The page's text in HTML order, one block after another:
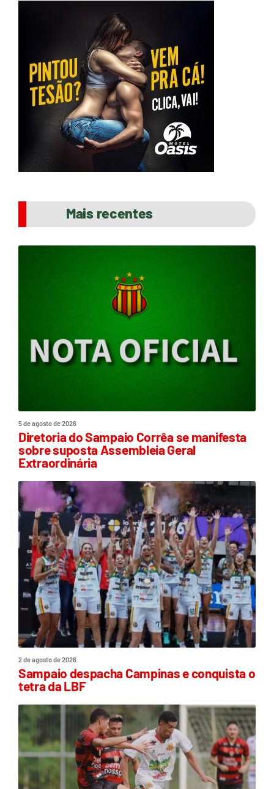
Mais recentes
5 de agosto de 2026
Diretoria do Sampaio Corrêa se manifesta
sobre suposta Assembleia Geral
Extraordinária
2 de agosto de 2026
Sampaio despacha Campinas e conquista o
tetra da LBF